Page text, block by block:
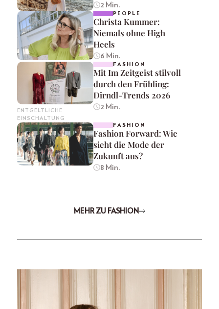
2 Min.
PEOPLE
Christa Kummer:
Niemals ohne High
Heels
6 Min.
ENTGELTLICHE
EINSCHALTUNG
FASHION
Mit Im Zeitgeist stilvoll
durch den Frühling:
Dirndl-Trends 2026
2 Min.
FASHION
Fashion Forward: Wie
sieht die Mode der
Zukunft aus?
8 Min.
MEHR ZU FASHION